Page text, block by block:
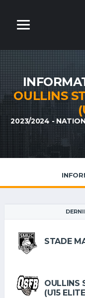
OULLINS
2023/2024 -
STADE
OULLINS
(U15